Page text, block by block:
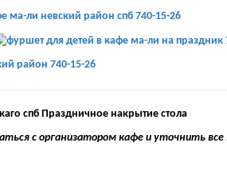
Праздничное накрытие стола
с организатором кафе и уточнить